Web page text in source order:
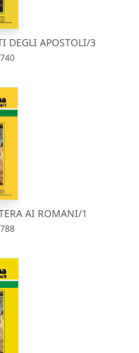
DEGLI APOSTOLI/3
AI ROMANI/1